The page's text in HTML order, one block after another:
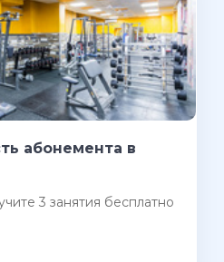
абонемента в
3 занятия бесплатно